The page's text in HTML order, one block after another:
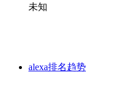
未知
alexa排名趋势